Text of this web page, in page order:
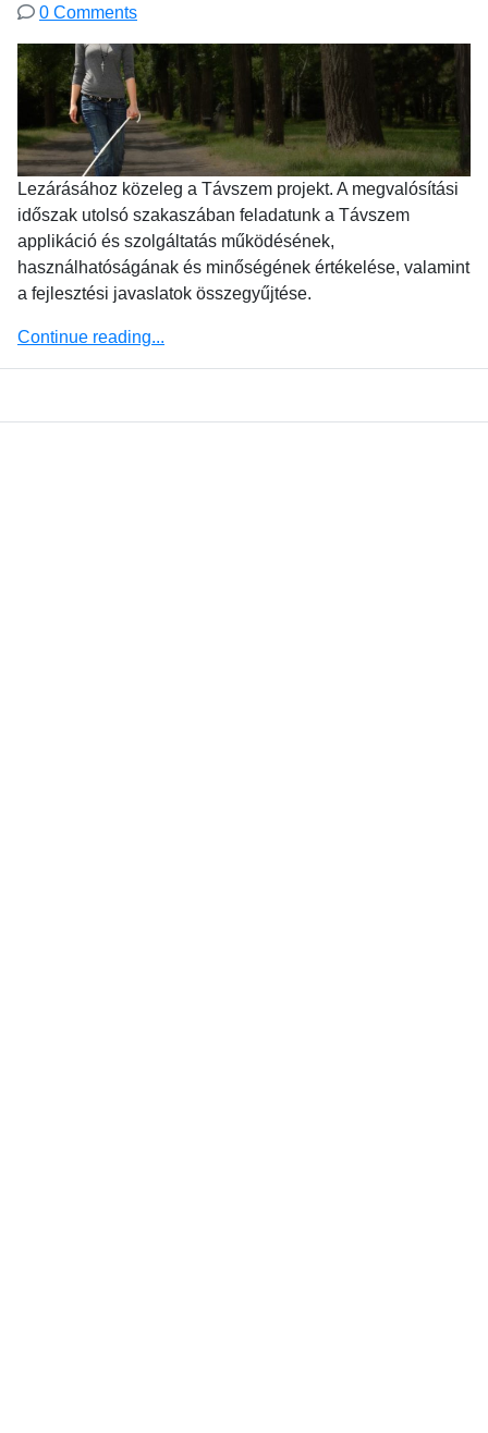
0 Comments
Lezárásához közeleg a Távszem projekt. A megvalósítási
időszak utolsó szakaszában feladatunk a Távszem
applikáció és szolgáltatás működésének,
használhatóságának és minőségének értékelése, valamint
a fejlesztési javaslatok összegyűjtése.
Continue reading...